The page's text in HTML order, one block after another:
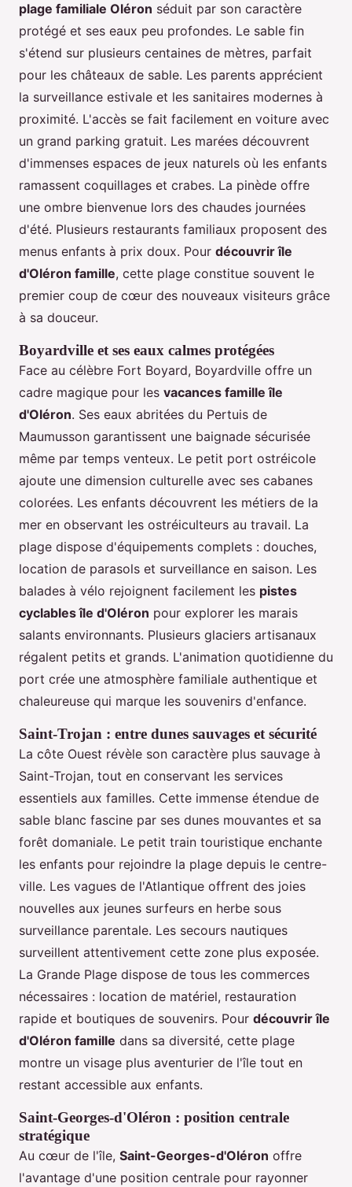
plage familiale Oléron séduit par son caractère
protégé et ses eaux peu profondes. Le sable fin
s'étend sur plusieurs centaines de mètres, parfait
pour les châteaux de sable. Les parents apprécient
la surveillance estivale et les sanitaires modernes à
proximité. L'accès se fait facilement en voiture avec
un grand parking gratuit. Les marées découvrent
d'immenses espaces de jeux naturels où les enfants
ramassent coquillages et crabes. La pinède offre
une ombre bienvenue lors des chaudes journées
d'été. Plusieurs restaurants familiaux proposent des
menus enfants à prix doux. Pour découvrir île
d'Oléron famille, cette plage constitue souvent le
premier coup de cœur des nouveaux visiteurs grâce
à sa douceur.
Boyardville et ses eaux calmes protégées
Face au célèbre Fort Boyard, Boyardville offre un
cadre magique pour les vacances famille île
d'Oléron. Ses eaux abritées du Pertuis de
Maumusson garantissent une baignade sécurisée
même par temps venteux. Le petit port ostréicole
ajoute une dimension culturelle avec ses cabanes
colorées. Les enfants découvrent les métiers de la
mer en observant les ostréiculteurs au travail. La
plage dispose d'équipements complets : douches,
location de parasols et surveillance en saison. Les
balades à vélo rejoignent facilement les pistes
cyclables île d'Oléron pour explorer les marais
salants environnants. Plusieurs glaciers artisanaux
régalent petits et grands. L'animation quotidienne du
port crée une atmosphère familiale authentique et
chaleureuse qui marque les souvenirs d'enfance.
Saint-Trojan : entre dunes sauvages et sécurité
La côte Ouest révèle son caractère plus sauvage à
Saint-Trojan, tout en conservant les services
essentiels aux familles. Cette immense étendue de
sable blanc fascine par ses dunes mouvantes et sa
forêt domaniale. Le petit train touristique enchante
les enfants pour rejoindre la plage depuis le centre-
ville. Les vagues de l'Atlantique offrent des joies
nouvelles aux jeunes surfeurs en herbe sous
surveillance parentale. Les secours nautiques
surveillent attentivement cette zone plus exposée.
La Grande Plage dispose de tous les commerces
nécessaires : location de matériel, restauration
rapide et boutiques de souvenirs. Pour découvrir île
d'Oléron famille dans sa diversité, cette plage
montre un visage plus aventurier de l'île tout en
restant accessible aux enfants.
Saint-Georges-d'Oléron : position centrale
stratégique
Au cœur de l'île, Saint-Georges-d'Oléron offre
l'avantage d'une position centrale pour rayonner